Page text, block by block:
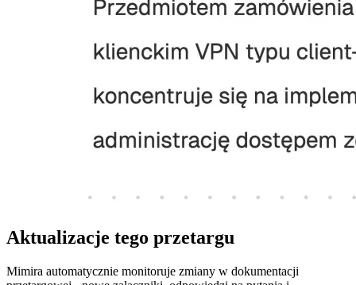
Aktualizacje tego przetargu
Mimira automatycznie monitoruje zmiany w dokumentacji